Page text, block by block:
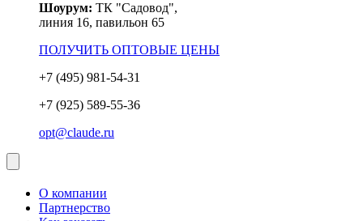
Шоурум: ТК "Садовод",
линия 16, павильон 65
ПОЛУЧИТЬ ОПТОВЫЕ ЦЕНЫ
+7 (495) 981-54-31
+7 (925) 589-55-36
opt@claude.ru
О компании
Партнерство